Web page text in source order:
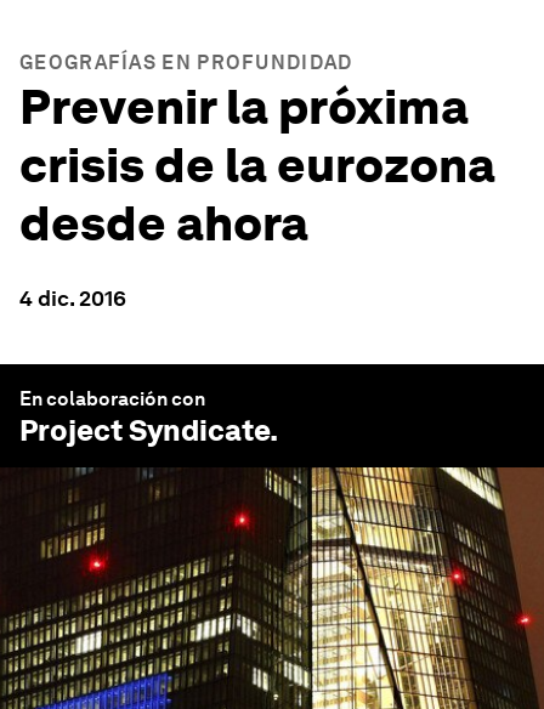
GEOGRAFÍAS EN PROFUNDIDAD
Prevenir la próxima
crisis de la eurozona
desde ahora
4 dic. 2016
En colaboración con
Project Syndicate.